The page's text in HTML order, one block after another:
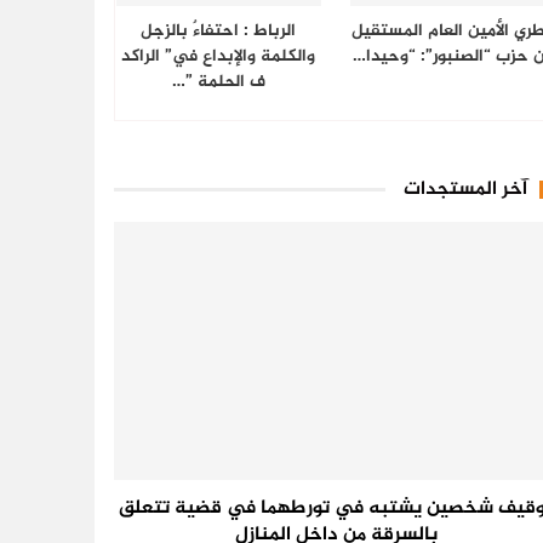
الأمين العام المستقيل
حزب “الصنبور”: “وحيدا…
الرباط : احتفاءٌ بالزجل
والكلمة والإبداع في” الراكد
ف الحلمة ”…
آخر المستجدات
شخصين يشتبه في تورطهما في قضية تتعلق
بالسرقة من داخل المنازل